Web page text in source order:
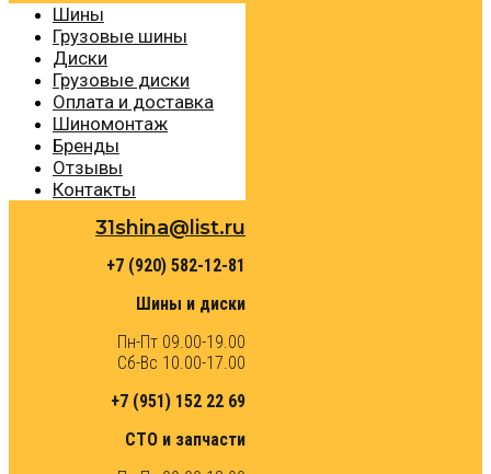
Шины
Грузовые шины
Диски
Грузовые диски
Оплата и доставка
Шиномонтаж
Бренды
Отзывы
Контакты
31shina@list.ru
+7 (920) 582-12-81
Шины и диски
Пн-Пт 09.00-19.00
Сб-Вс 10.00-17.00
+7 (951) 152 22 69
СТО и запчасти